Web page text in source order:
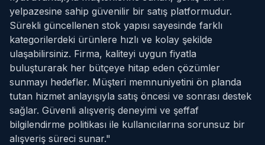
yelpazesine sahip güvenilir bir satış platformudur.
Sürekli güncellenen stok yapısı sayesinde farklı
kategorilerdeki ürünlere hızlı ve kolay şekilde
ulaşabilirsiniz. Firma, kaliteyi uygun fiyatla
buluşturarak her bütçeye hitap eden çözümler
sunmayı hedefler. Müşteri memnuniyetini ön planda
tutan hizmet anlayışıyla satış öncesi ve sonrası destek
sağlar. Güvenli alışveriş deneyimi ve şeffaf
bilgilendirme politikası ile kullanıcılarına sorunsuz bir
alışveriş süreci sunar."